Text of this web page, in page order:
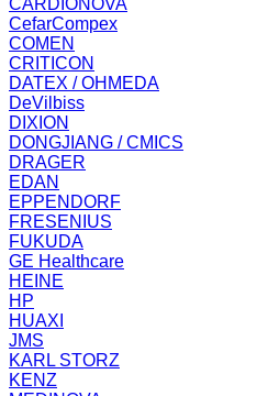
CARDIONOVA
CefarCompex
COMEN
CRITICON
DATEX / OHMEDA
DeVilbiss
DIXION
DONGJIANG / CMICS
DRAGER
EDAN
EPPENDORF
FRESENIUS
FUKUDA
GE Healthcare
HEINE
HP
HUAXI
JMS
KARL STORZ
KENZ